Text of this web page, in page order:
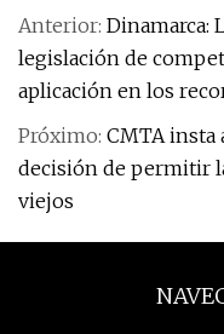
Anterior: Dinamarca:
legislación de
aplicación en los
Próximo: CMTA insta
decisión de permitir
viejos